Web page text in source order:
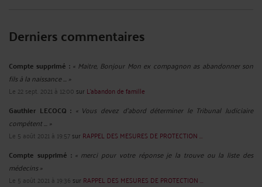
Derniers commentaires
Compte supprimé : « Maitre, Bonjour Mon ex compagnon as abandonner son
fils à la naissance ... »
Le 22 sept. 2021 à 12:00 sur L'abandon de famille
Gauthier LECOCQ : « Vous devez d’abord déterminer le Tribunal Judiciaire
compétent ... »
Le 5 août 2021 à 19:57sur RAPPEL DES MESURES DE PROTECTION ...
Compte supprimé : « merci pour votre réponse je la trouve ou la liste des
médecins »
Le 5 août 2021 à 19:36 sur RAPPEL DES MESURES DE PROTECTION ...